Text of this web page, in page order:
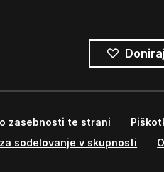
zasebnosti te strani
sodelovanje v skupnosti